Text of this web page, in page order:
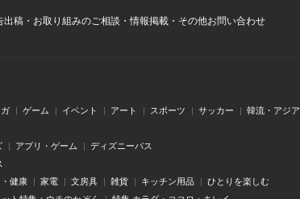
出稿・お取り組みのご相談・情報掲載・その他お問い合わせ
ゲーム イベント アート スポーツ サッカー 韓流・アジア
アプリ・ゲーム ディズニーパス
健康 家電 文房具 雑貨 キッチン用品 ひとりを楽しむ